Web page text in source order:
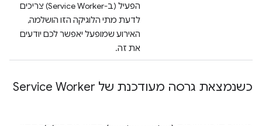
הפעיל (ב-Service Worker) צריכים
לדעת מתי הלוגיקה הזו הושלמה,
האירוע שמופעל יאפשר לכם יודעים
את זה.
כשנמצאת גרסה מעודכנת של Service Worker